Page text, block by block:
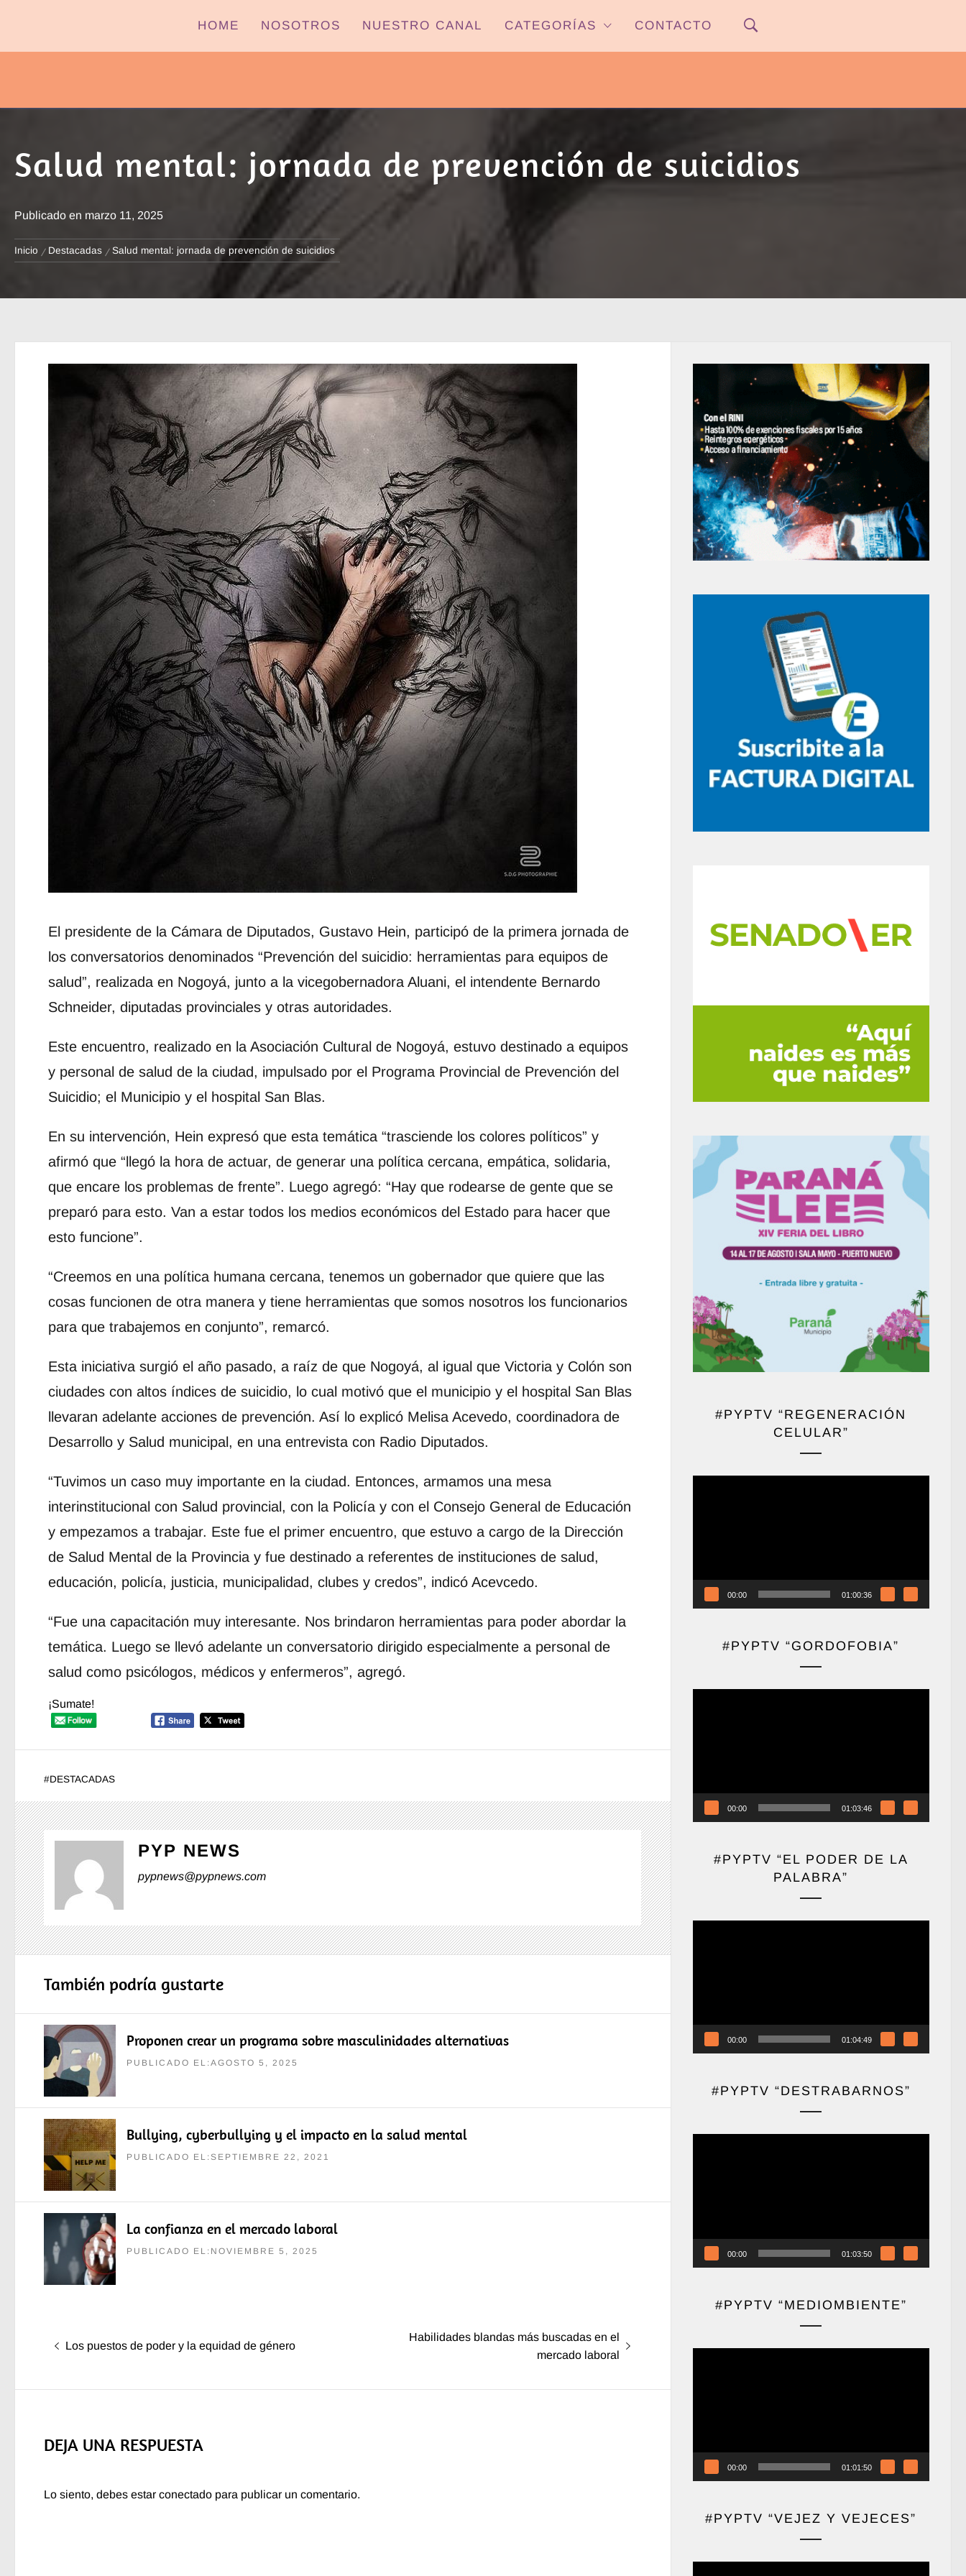
HOME NOSOTROS NUESTRO CANAL CATEGORÍAS CONTACTO
PYP NEWS
Salud mental: jornada de prevención de suicidios
Publicado en marzo 11, 2025
Inicio Destacadas Salud mental: jornada de prevención de suicidios
El presidente de la Cámara de Diputados, Gustavo Hein, participó de la primera jornada de
los conversatorios denominados “Prevención del suicidio: herramientas para equipos de
salud”, realizada en Nogoyá, junto a la vicegobernadora Aluani, el intendente Bernardo
Schneider, diputadas provinciales y otras autoridades.
Este encuentro, realizado en la Asociación Cultural de Nogoyá, estuvo destinado a equipos
y personal de salud de la ciudad, impulsado por el Programa Provincial de Prevención del
Suicidio; el Municipio y el hospital San Blas.
En su intervención, Hein expresó que esta temática “trasciende los colores políticos” y
afirmó que “llegó la hora de actuar, de generar una política cercana, empática, solidaria,
que encare los problemas de frente”. Luego agregó: “Hay que rodearse de gente que se
preparó para esto. Van a estar todos los medios económicos del Estado para hacer que
esto funcione”.
“Creemos en una política humana cercana, tenemos un gobernador que quiere que las
cosas funcionen de otra manera y tiene herramientas que somos nosotros los funcionarios
para que trabajemos en conjunto”, remarcó.
Esta iniciativa surgió el año pasado, a raíz de que Nogoyá, al igual que Victoria y Colón son
ciudades con altos índices de suicidio, lo cual motivó que el municipio y el hospital San Blas
llevaran adelante acciones de prevención. Así lo explicó Melisa Acevedo, coordinadora de
Desarrollo y Salud municipal, en una entrevista con Radio Diputados.
“Tuvimos un caso muy importante en la ciudad. Entonces, armamos una mesa
interinstitucional con Salud provincial, con la Policía y con el Consejo General de Educación
y empezamos a trabajar. Este fue el primer encuentro, que estuvo a cargo de la Dirección
de Salud Mental de la Provincia y fue destinado a referentes de instituciones de salud,
educación, policía, justicia, municipalidad, clubes y credos”, indicó Acevcedo.
“Fue una capacitación muy interesante. Nos brindaron herramientas para poder abordar la
temática. Luego se llevó adelante un conversatorio dirigido especialmente a personal de
salud como psicólogos, médicos y enfermeros”, agregó.
¡Sumate!
#DESTACADAS
PYP NEWS
pypnews@pypnews.com
También podría gustarte
Proponen crear un programa sobre masculinidades alternativas
PUBLICADO EL:AGOSTO 5, 2025
Bullying, cyberbullying y el impacto en la salud mental
PUBLICADO EL:SEPTIEMBRE 22, 2021
La confianza en el mercado laboral
PUBLICADO EL:NOVIEMBRE 5, 2025
de Entrada
Los puestos de poder y la equidad de género
Entrada
Habilidades blandas más buscadas en el
mercado laboral
DEJA UNA RESPUESTA
Lo siento, debes estar conectado para publicar un comentario.
#PYPTV “REGENERACIÓN
CELULAR”
00:00 01:00:36
#PYPTV “GORDOFOBIA”
00:00 01:03:46
#PYPTV “EL PODER DE LA
PALABRA”
00:00 01:04:49
#PYPTV “DESTRABARNOS”
00:00 01:03:50
#PYPTV “MEDIOMBIENTE”
00:00 01:01:50
#PYPTV “VEJEZ Y VEJECES”